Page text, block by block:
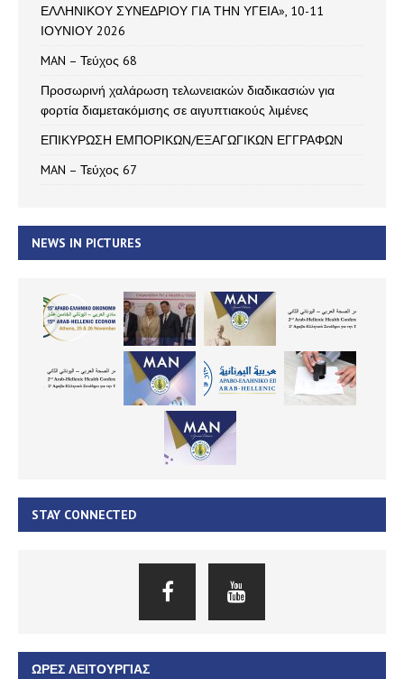
ΕΛΛΗΝΙΚΟΥ ΣΥΝΕΔΡΙΟΥ ΓΙΑ ΤΗΝ ΥΓΕΙΑ», 10-11
ΙΟΥΝΙΟΥ 2026
MAN – Τεύχος 68
Προσωρινή χαλάρωση τελωνειακών διαδικασιών για
φορτία διαμετακόμισης σε αιγυπτιακούς λιμένες
ΕΠΙΚΥΡΩΣΗ ΕΜΠΟΡΙΚΩΝ/ΕΞΑΓΩΓΙΚΩΝ ΕΓΓΡΑΦΩΝ
MAN – Τεύχος 67
NEWS IN PICTURES
STAY CONNECTED
ΏΡΕΣ ΛΕΙΤΟΥΡΓΊΑΣ